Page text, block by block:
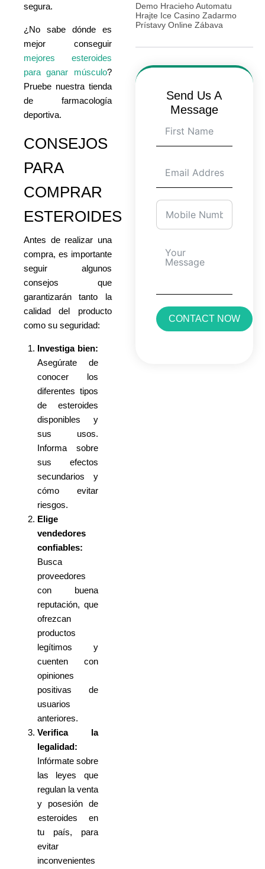
segura.
¿No sabe dónde es
mejor conseguir
mejores esteroides
para ganar músculo?
Pruebe nuestra tienda
de farmacología
deportiva.
CONSEJOS
PARA
COMPRAR
ESTEROIDES
Antes de realizar una
compra, es importante
seguir algunos
consejos que
garantizarán tanto la
calidad del producto
como su seguridad:
Investiga bien:
Asegúrate de
conocer los
diferentes tipos
de esteroides
disponibles y
sus usos.
Informa sobre
sus efectos
secundarios y
cómo evitar
riesgos.
Elige
vendedores
confiables:
Busca
proveedores
con buena
reputación, que
ofrezcan
productos
legítimos y
cuenten con
opiniones
positivas de
usuarios
anteriores.
Verifica la
legalidad:
Infórmate sobre
las leyes que
regulan la venta
y posesión de
esteroides en
tu país, para
evitar
inconvenientes
Demo Hracieho Automatu
Hrajte Ice Casino Zadarmo
Prístavy Online Zábava
Send Us A
Message
CONTACT NOW